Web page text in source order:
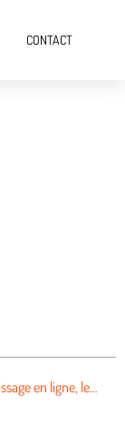
CONTACT
Plateformes d’apprentissage en ligne, les parents doivent-ils aussi savoir comment les utiliser ?